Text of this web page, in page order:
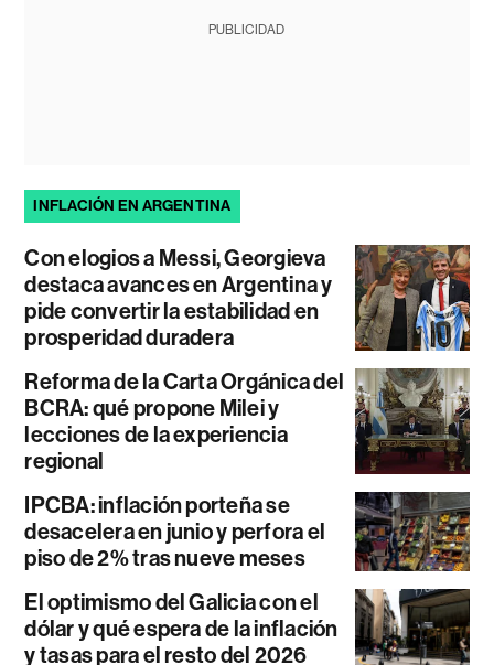
PUBLICIDAD
INFLACIÓN EN ARGENTINA
Con elogios a Messi, Georgieva
destaca avances en Argentina y
pide convertir la estabilidad en
prosperidad duradera
Reforma de la Carta Orgánica del
BCRA: qué propone Milei y
lecciones de la experiencia
regional
IPCBA: inflación porteña se
desacelera en junio y perfora el
piso de 2% tras nueve meses
El optimismo del Galicia con el
dólar y qué espera de la inflación
y tasas para el resto del 2026